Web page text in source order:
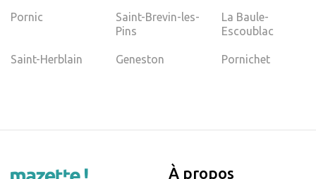
Pornic
Saint-Brevin-les-
Pins
La Baule-
Escoublac
Saint-Herblain Geneston Pornichet
À propos